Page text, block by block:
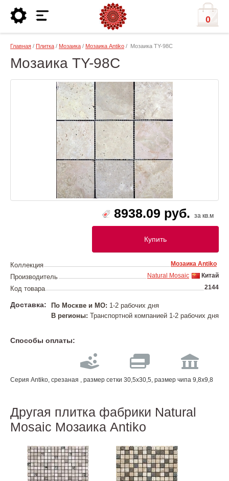
0
Главная / Плитка / Мозаика / Мозаика Antiko / Мозаика TY-98C
Мозаика TY-98C
8938.09 руб. за кв.м
Купить
Коллекция Мозаика Antiko
Производитель Китай
Natural Mosaic
Код товара 2144
Доставка: По Москве и МО: 1-2 рабочих дня
В регионы: Транспортной компанией 1-2 рабочих дня
Способы оплаты:
Серия Antiko, срезаная , размер сетки 30,5х30,5, размер чипа 9,8x9,8
Другая плитка фабрики Natural
Mosaic Мозаика Antiko